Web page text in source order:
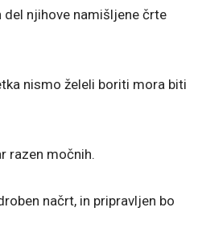
njihove namišljene črte
nismo želeli boriti mora biti
razen močnih.
načrt, in pripravljen bo